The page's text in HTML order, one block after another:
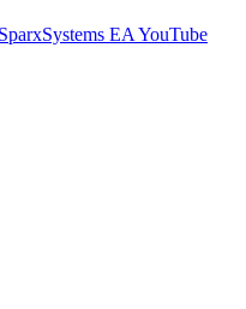
EA YouTube